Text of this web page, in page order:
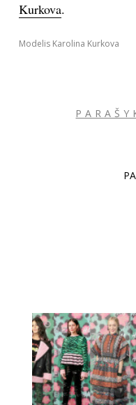
Kurkova.
Modelis Karolina Kurkova